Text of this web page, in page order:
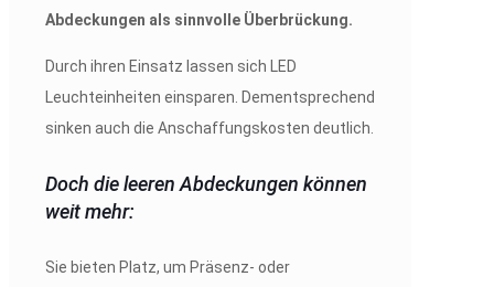
Abdeckungen als sinnvolle Überbrückung.
Durch ihren Einsatz lassen sich LED
Leuchteinheiten einsparen. Dementsprechend
sinken auch die Anschaffungskosten deutlich.
Doch die leeren Abdeckungen können
weit mehr:
Sie bieten Platz, um Präsenz- oder